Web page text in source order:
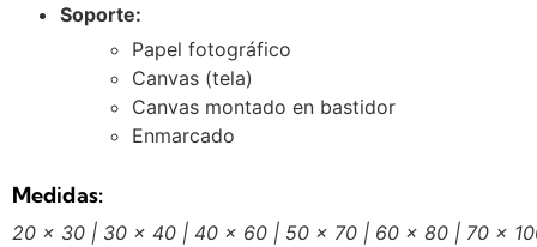
Soporte:
Papel fotográfico
Canvas (tela)
Canvas montado en bastidor
Enmarcado
Medidas:
20 x 30 | 30 x 40 | 40 x 60 | 50 x 70 | 60 x 80 | 70 x